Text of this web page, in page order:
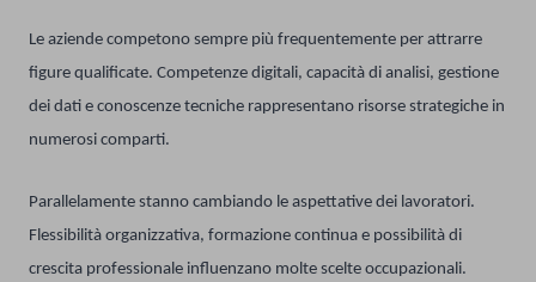
Le aziende competono sempre più frequentemente per attrarre
figure qualificate. Competenze digitali, capacità di analisi, gestione
dei dati e conoscenze tecniche rappresentano risorse strategiche in
numerosi comparti.
Parallelamente stanno cambiando le aspettative dei lavoratori.
Flessibilità organizzativa, formazione continua e possibilità di
crescita professionale influenzano molte scelte occupazionali.